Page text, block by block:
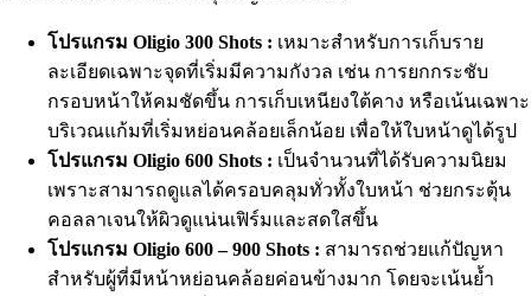
โปรแกรม Oligio 300 Shots : เหมาะสำหรับการเก็บราย
ละเอียดเฉพาะจุดที่เริ่มมีความกังวล เช่น การยกกระชับ
กรอบหน้าให้คมชัดขึ้น การเก็บเหนียงใต้คาง หรือเน้นเฉพาะ
บริเวณแก้มที่เริ่มหย่อนคล้อยเล็กน้อย เพื่อให้ใบหน้าดูได้รูป
โปรแกรม Oligio 600 Shots : เป็นจำนวนที่ได้รับความนิยม
เพราะสามารถดูแลได้ครอบคลุมทั่วทั้งใบหน้า ช่วยกระตุ้น
คอลลาเจนให้ผิวดูแน่นเฟิร์มและสดใสขึ้น
โปรแกรม Oligio 600 – 900 Shots : สามารถช่วยแก้ปัญหา
สำหรับผู้ที่มีหน้าหย่อนคล้อยค่อนข้างมาก โดยจะเน้นย้ำ